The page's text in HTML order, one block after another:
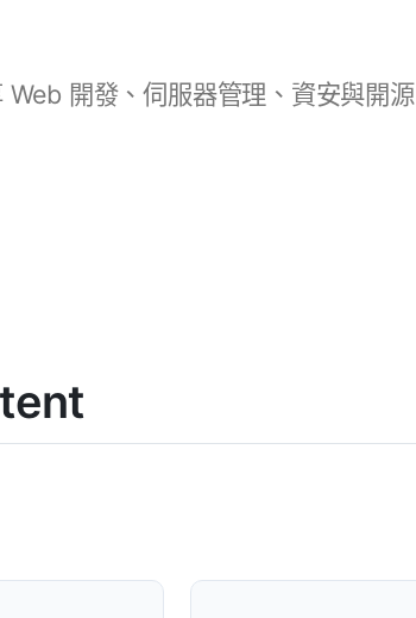
開發、伺服器管理、資安與開源